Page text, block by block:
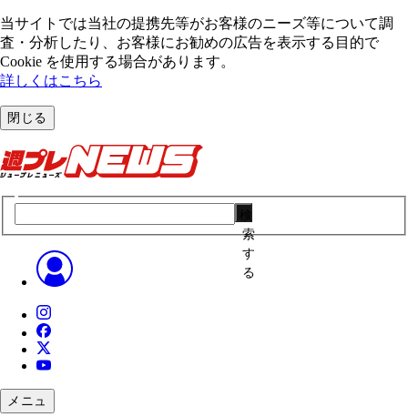
当サイトでは当社の提携先等がお客様のニーズ等について調
査・分析したり、お客様にお勧めの広告を表⽰する⽬的で
Cookie を使⽤する場合があります。
詳しくはこちら
閉じる
索
す
る
メニュ